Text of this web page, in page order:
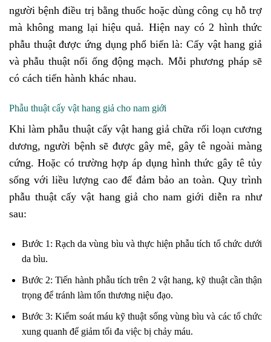
người bệnh điều trị bằng thuốc hoặc dùng công cụ hỗ trợ
mà không mang lại hiệu quả. Hiện nay có 2 hình thức
phẫu thuật được ứng dụng phổ biến là: Cấy vật hang giả
và phẫu thuật nối ống động mạch. Mỗi phương pháp sẽ
có cách tiến hành khác nhau.
Phẫu thuật cấy vật hang giả cho nam giới
Khi làm phẫu thuật cấy vật hang giả chữa rối loạn cương
dương, người bệnh sẽ được gây mê, gây tê ngoài màng
cứng. Hoặc có trường hợp áp dụng hình thức gây tê tủy
sống với liều lượng cao để đảm bảo an toàn. Quy trình
phẫu thuật cấy vật hang giả cho nam giới diễn ra như
sau:
Bước 1: Rạch da vùng bìu và thực hiện phẫu tích tổ chức dưới
da bìu.
Bước 2: Tiến hành phẫu tích trên 2 vật hang, kỹ thuật cần thận
trọng để tránh làm tổn thương niệu đạo.
Bước 3: Kiểm soát máu kỹ thuật sống vùng bìu và các tổ chức
xung quanh để giảm tối đa việc bị chảy máu.